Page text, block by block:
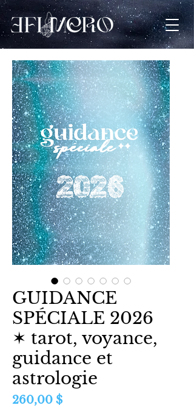
GUIDANCE
SPÉCIALE 2026
✶ tarot, voyance,
guidance et
astrologie
260,00 $Prix